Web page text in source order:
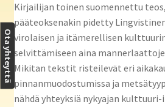
Kirjailijan toinen suomennettu
pääteoksenakin pidetty
virolaisen ja itämerellisen
selvittämiseen aina
Mikitan tekstit risteilevät eri
pinnanmuodostumissa ja
nähdä yhteyksiä nykyajan
Ota yhteyttä